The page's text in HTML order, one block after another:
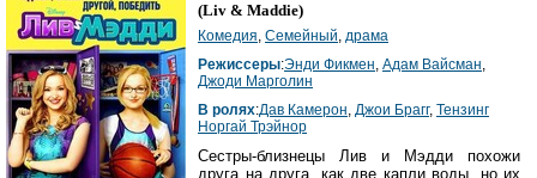
(Liv & Maddie)
Комедия, Семейный, драма
Режиссеры:Энди Фикмен, Адам Вайсман,
Джоди Марголин
В ролях:Дав Камерон, Джои Брагг, Тензинг
Норгай Трэйнор
Сестры-близнецы Лив и Мэдди похожи
друга на друга, как две капли воды, но их